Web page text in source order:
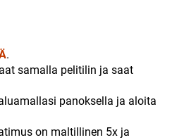
.
samalla pelitilin ja saat
panoksella ja aloita
on maltillinen 5x ja